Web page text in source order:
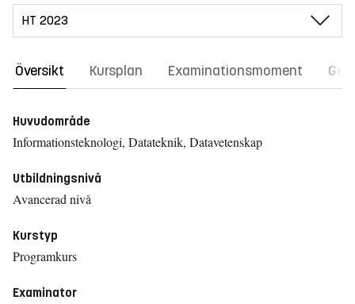
Översikt Kursplan Examinationsmoment
Huvudområde
Informationsteknologi, Datateknik, Datavetenskap
Utbildningsnivå
Avancerad nivå
Kurstyp
Programkurs
Examinator